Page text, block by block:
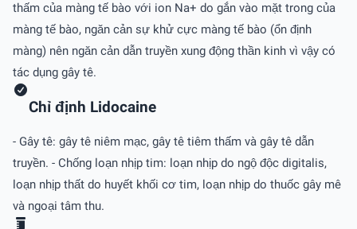
thấm của màng tế bào với ion Na+ do gắn vào mặt trong của
màng tế bào, ngăn cản sự khử cực màng tế bào (ổn định
màng) nên ngăn cản dẫn truyền xung động thần kinh vì vậy có
tác dụng gây tê.
Chỉ định Lidocaine
- Gây tê: gây tê niêm mạc, gây tê tiêm thấm và gây tê dẫn
truyền. - Chống loạn nhịp tim: loạn nhịp do ngộ độc digitalis,
loạn nhịp thất do huyết khối cơ tim, loạn nhịp do thuốc gây mê
và ngoại tâm thu.